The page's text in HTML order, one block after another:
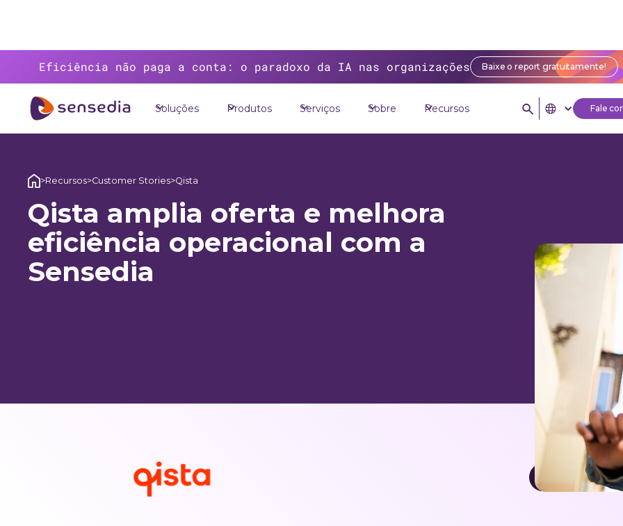
Eficiência não paga a conta: o paradoxo da IA nas organizações Baixe o report gratuitamente!
Soluções Produtos Serviços Sobre Recursos Fale
>Recursos>Customer Stories>Qista
Qista amplia oferta e melhora
eficiência operacional com a
Sensedia
Baixar case